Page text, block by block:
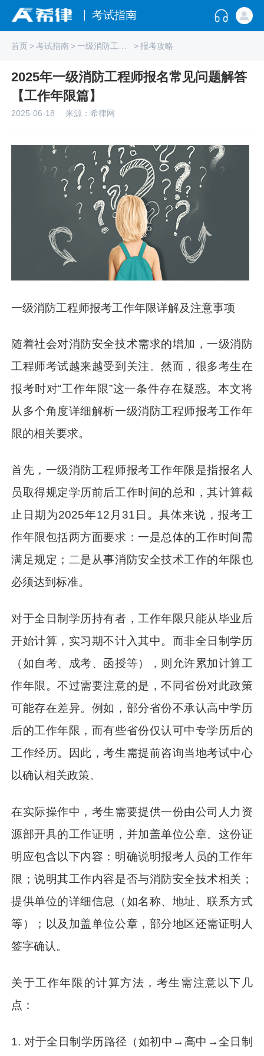
考试指南
首页>考试指南> > 报考攻略
2025年一级消防工程师报名常见问题解答
【工作年限篇】
2025-06-18 来源：希律网
一级消防工程师报考工作年限详解及注意事项
随着社会对消防安全技术需求的增加，一级消防
工程师考试越来越受到关注。然而，很多考生在
报考时对“工作年限”这一条件存在疑惑。本文将
从多个角度详细解析一级消防工程师报考工作年
限的相关要求。
首先，一级消防工程师报考工作年限是指报名人
员取得规定学历前后工作时间的总和，其计算截
止日期为2025年12月31日。具体来说，报考工
作年限包括两方面要求：一是总体的工作时间需
满足规定；二是从事消防安全技术工作的年限也
必须达到标准。
对于全日制学历持有者，工作年限只能从毕业后
开始计算，实习期不计入其中。而非全日制学历
（如自考、成考、函授等），则允许累加计算工
作年限。不过需要注意的是，不同省份对此政策
可能存在差异。例如，部分省份不承认高中学历
后的工作年限，而有些省份仅认可中专学历后的
工作经历。因此，考生需提前咨询当地考试中心
以确认相关政策。
在实际操作中，考生需要提供一份由公司人力资
源部开具的工作证明，并加盖单位公章。这份证
明应包含以下内容：明确说明报考人员的工作年
限；说明其工作内容是否与消防安全技术相关；
提供单位的详细信息（如名称、地址、联系方式
等）；以及加盖单位公章，部分地区还需证明人
签字确认。
关于工作年限的计算方法，考生需注意以下几
点：
1. 对于全日制学历路径（如初中→高中→全日制